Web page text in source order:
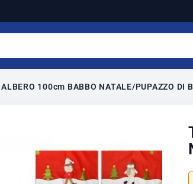
100cm BABBO NATALE/PUPAZZO DI